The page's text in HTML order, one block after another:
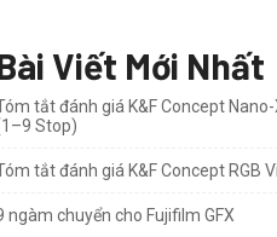
Viết Mới Nhất
tắt đánh giá K&F Concept
Stop)
tắt đánh giá K&F Concept RGB
ngàm chuyển cho Fujifilm GFX